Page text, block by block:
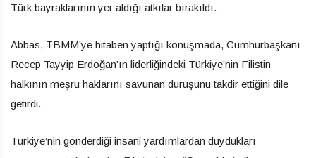
Türk bayraklarının yer aldığı atkılar bırakıldı.
Abbas, TBMM’ye hitaben yaptığı konuşmada, Cumhurbaşkanı
Recep Tayyip Erdoğan’ın liderliğindeki Türkiye’nin Filistin
halkının meşru haklarını savunan duruşunu takdir ettiğini dile
getirdi.
Türkiye’nin gönderdiği insani yardımlardan duydukları